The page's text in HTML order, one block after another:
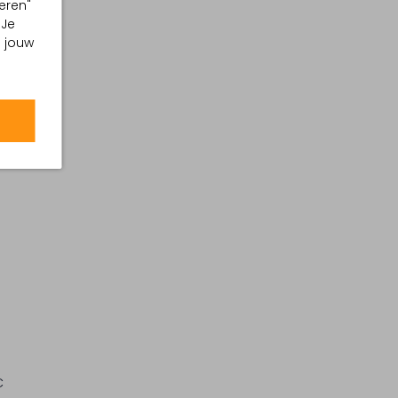
jouw